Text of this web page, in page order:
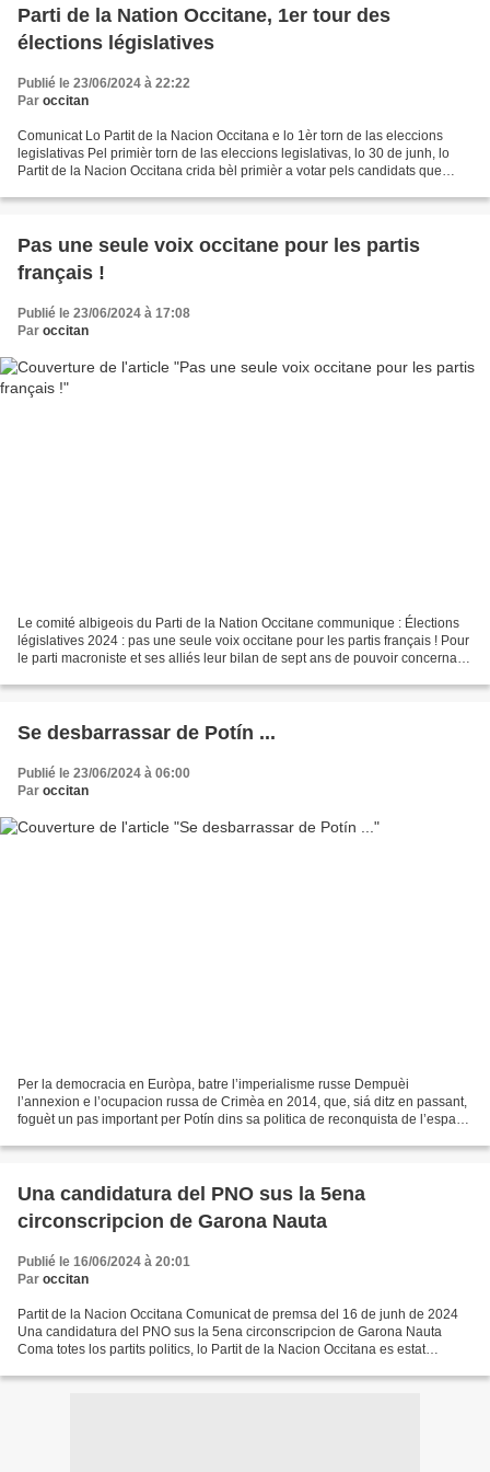
Parti de la Nation Occitane, 1er tour des
élections législatives
Publié le 23/06/2024 à 22:22
Par occitan
Comunicat Lo Partit de la Nacion Occitana e lo 1èr torn de las eleccions
legislativas Pel primièr torn de las eleccions legislativas, lo 30 de junh, lo
Partit de la Nacion Occitana crida bèl primièr a votar pels candidats que
Pas une seule voix occitane pour les partis
français !
Publié le 23/06/2024 à 17:08
Par occitan
Le comité albigeois du Parti de la Nation Occitane communique : Élections
législatives 2024 : pas une seule voix occitane pour les partis français ! Pour
le parti macroniste et ses alliés leur bilan de sept ans de pouvoir concernant
Se desbarrassar de Potín ...
Publié le 23/06/2024 à 06:00
Par occitan
Per la democracia en Euròpa, batre l’imperialisme russe Dempuèi
l’annexion e l’ocupacion russa de Crimèa en 2014, que, siá ditz en passant,
foguèt un pas important per Potín dins sa politica de reconquista de l’espaci
Una candidatura del PNO sus la 5ena
circonscripcion de Garona Nauta
Publié le 16/06/2024 à 20:01
Par occitan
Partit de la Nacion Occitana Comunicat de premsa del 16 de junh de 2024
Una candidatura del PNO sus la 5ena circonscripcion de Garona Nauta
Coma totes los partits politics, lo Partit de la Nacion Occitana es estat